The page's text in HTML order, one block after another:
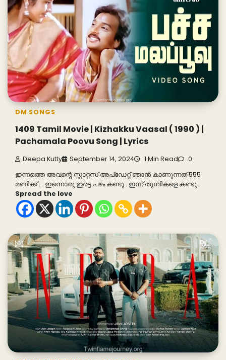
DM SONGS
1409 Tamil Movie | Kizhakku Vaasal ( 1990 ) |
Pachamala Poovu Song | Lyrics
Deepa Kutty September 14, 2024 1 Min Read 0
ഇന്നത്തെ അവന്റെ സ്റ്റാറ്റസ് അപ്‌ഡേറ്റ് ഞാൻ കാണുന്നത് 555
മണിക്ക് … ഇന്നൊരു ഇരട്ട പഴം കണ്ടു . ഇന്ന് തുമ്പികളെ കണ്ടു .
Spread the love